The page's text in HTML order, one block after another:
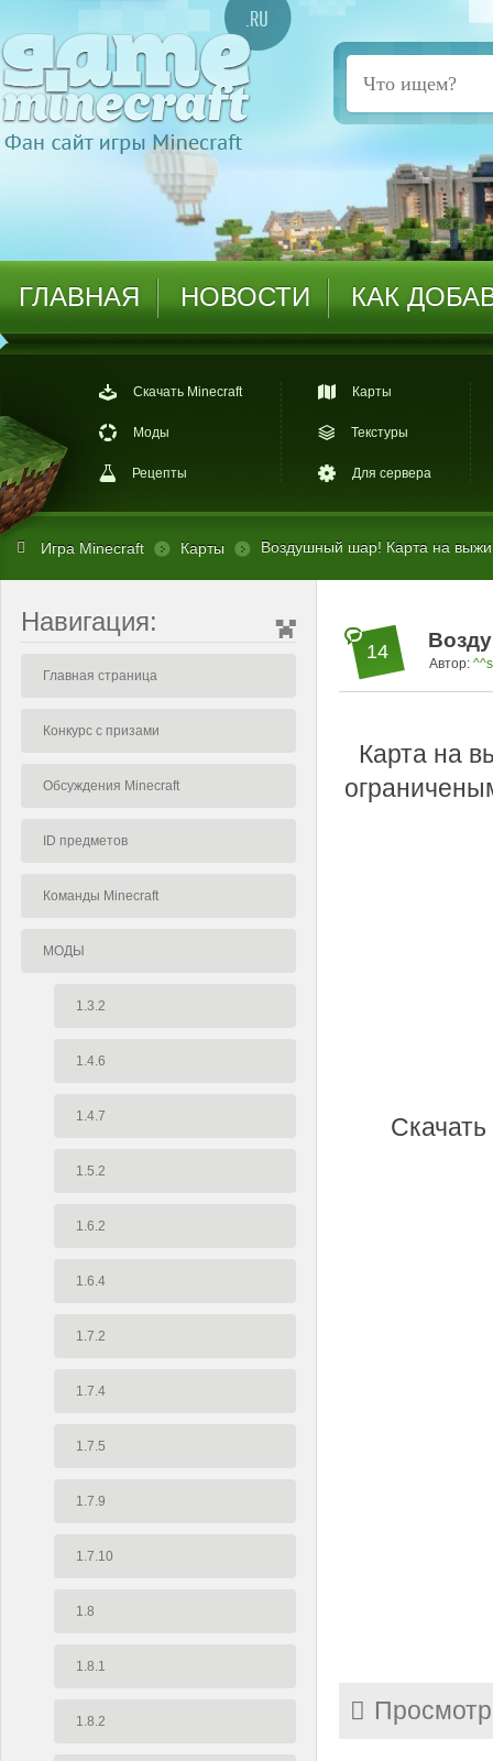
ГЛАВНАЯ НОВОСТИ КАК
Скачать Minecraft
Моды
Рецепты
Карты
Текстуры
Для сервера
Игра Minecraft Карты Воздушный шар! Карта на
Навигация:
Главная страница
Конкурс с призами
Обсуждения Minecraft
ID предметов
Команды Minecraft
МОДЫ
1.3.2
1.4.6
1.4.7
1.5.2
1.6.2
1.6.4
1.7.2
1.7.4
1.7.5
1.7.9
1.7.10
1.8
1.8.1
1.8.2
14
Автор:
Карта на
Скачать